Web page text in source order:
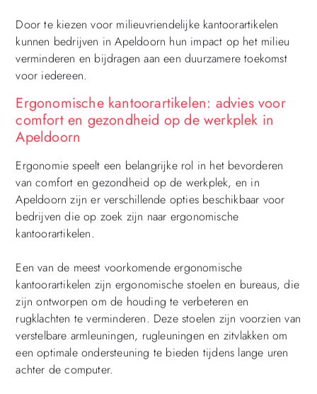
Door te kiezen voor milieuvriendelijke kantoorartikelen
kunnen bedrijven in Apeldoorn hun impact op het milieu
verminderen en bijdragen aan een duurzamere toekomst
voor iedereen.
Ergonomische kantoorartikelen: advies voor
comfort en gezondheid op de werkplek in
Apeldoorn
Ergonomie speelt een belangrijke rol in het bevorderen
van comfort en gezondheid op de werkplek, en in
Apeldoorn zijn er verschillende opties beschikbaar voor
bedrijven die op zoek zijn naar ergonomische
kantoorartikelen.
Een van de meest voorkomende ergonomische
kantoorartikelen zijn ergonomische stoelen en bureaus, die
zijn ontworpen om de houding te verbeteren en
rugklachten te verminderen. Deze stoelen zijn voorzien van
verstelbare armleuningen, rugleuningen en zitvlakken om
een optimale ondersteuning te bieden tijdens lange uren
achter de computer.